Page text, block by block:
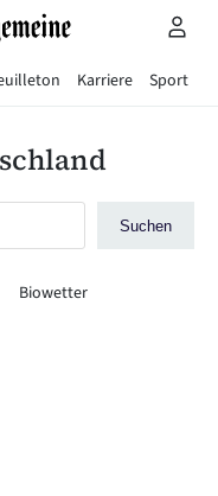
Karriere Sport
Suchen
Biowetter